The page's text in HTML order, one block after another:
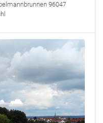
96047